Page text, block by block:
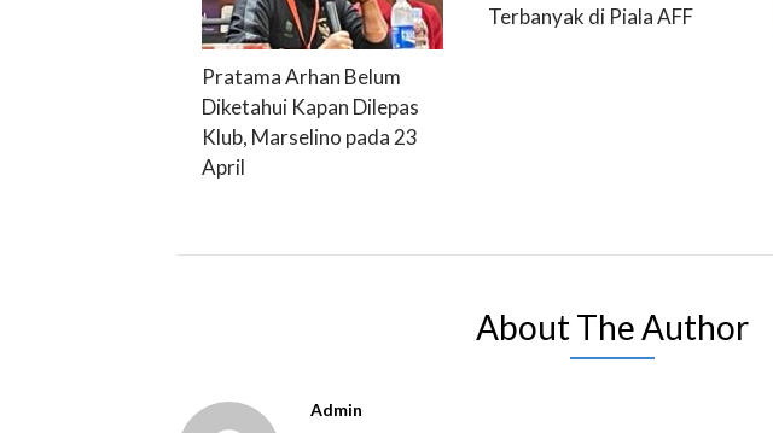
Pratama Arhan Belum
Diketahui Kapan Dilepas
Klub, Marselino pada 23
April
Terbanyak di Piala AFF
About The Author
Admin